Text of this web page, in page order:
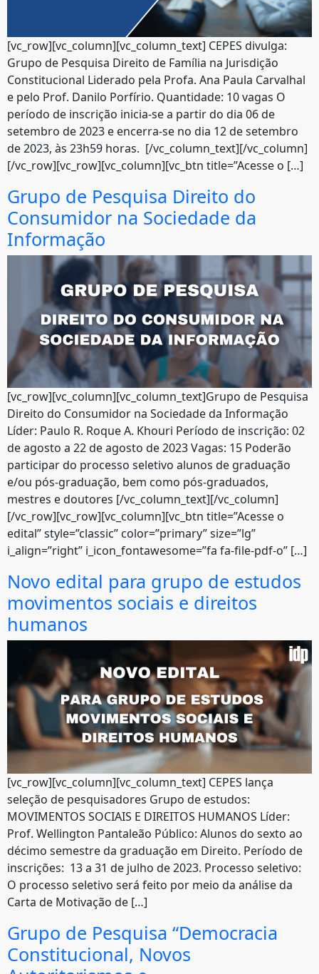
[vc_row][vc_column][vc_column_text] CEPES divulga:
Grupo de Pesquisa Direito de Família na Jurisdição
Constitucional Liderado pela Profa. Ana Paula Carvalhal
e pelo Prof. Danilo Porfírio. Quantidade: 10 vagas O
período de inscrição inicia-se a partir do dia 06 de
setembro de 2023 e encerra-se no dia 12 de setembro
de 2023, às 23h59 horas. [/vc_column_text][/vc_column]
[/vc_row][vc_row][vc_column][vc_btn title=”Acesse o […]
Grupo de Pesquisa Direito do
Consumidor na Sociedade da
Informação
[vc_row][vc_column][vc_column_text]Grupo de Pesquisa
Direito do Consumidor na Sociedade da Informação
Líder: Paulo R. Roque A. Khouri Período de inscrição: 02
de agosto a 22 de agosto de 2023 Vagas: 15 Poderão
participar do processo seletivo alunos de graduação
e/ou pós-graduação, bem como pós-graduados,
mestres e doutores [/vc_column_text][/vc_column]
[/vc_row][vc_row][vc_column][vc_btn title=”Acesse o
edital” style=”classic” color=”primary” size=”lg”
i_align=”right” i_icon_fontawesome=”fa fa-file-pdf-o” […]
Novo edital para grupo de estudos
movimentos sociais e direitos
humanos
[vc_row][vc_column][vc_column_text] CEPES lança
seleção de pesquisadores Grupo de estudos:
MOVIMENTOS SOCIAIS E DIREITOS HUMANOS Líder:
Prof. Wellington Pantaleão Público: Alunos do sexto ao
décimo semestre da graduação em Direito. Período de
inscrições: 13 a 31 de julho de 2023. Processo seletivo:
O processo seletivo será feito por meio da análise da
Carta de Motivação de […]
Grupo de Pesquisa “Democracia
Constitucional, Novos